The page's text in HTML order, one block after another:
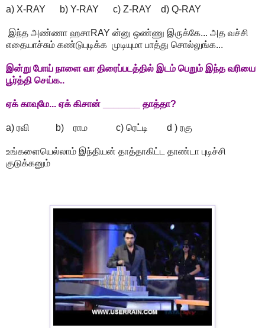
a) X-RAY b) Y-RAY c) Z-RAY d) Q-RAY
இந்த அண்ணா ஹசாRAY ன்னு ஒண்ணு இருக்கே... அத வச்சி
எதையாச்சும் கண்டுபுடிக்க முடியுமா பாத்து சொல்லுங்க...
இன்று போய் நாளை வா திரைப்படத்தில் இடம் பெறும் இந்த வரியை
பூர்த்தி செய்க..
ஏக் காவுமே... ஏக் கிசான் _______ தாத்தா?
a) ரவி b) ராம c) ரெட்டி d ) ரகு
உங்களையெல்லாம் இந்தியன் தாத்தாகிட்ட தாண்டா புடிச்சி
குடுக்கனும்